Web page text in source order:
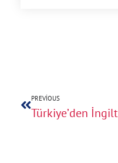
PREVIOUS